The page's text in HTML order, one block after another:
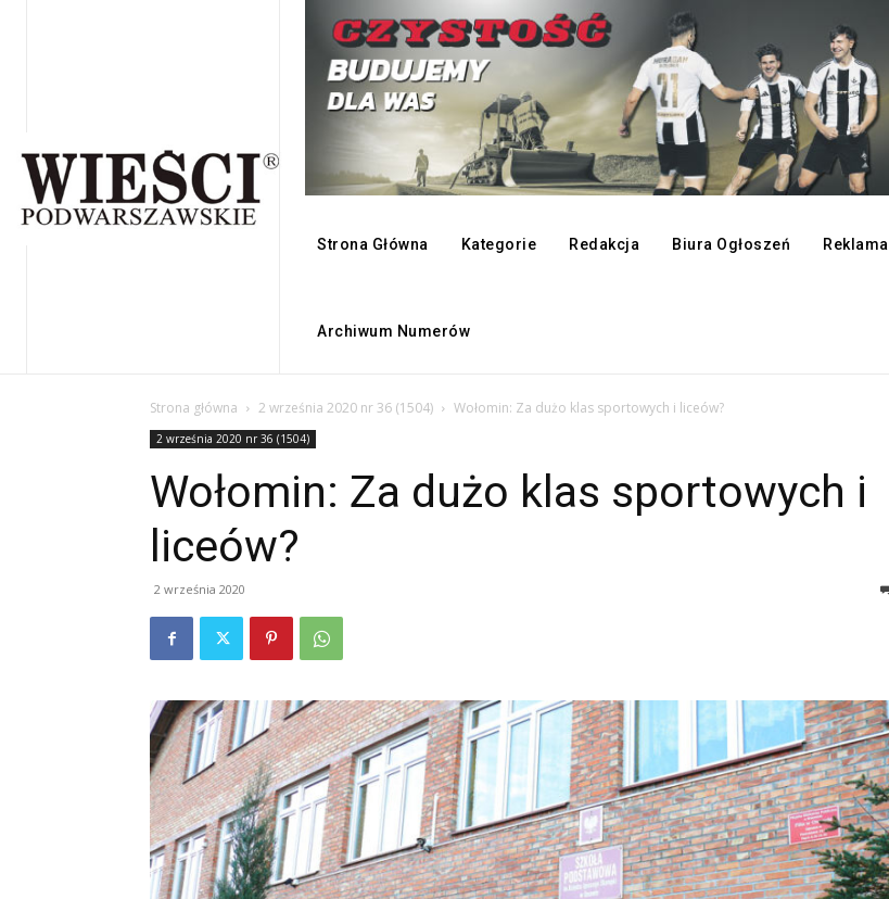
Strona Główna Kategorie Redakcja Biura Ogłoszeń Reklama
Archiwum Numerów
Strona główna 2 września 2020 nr 36 (1504) Wołomin: Za dużo klas sportowych i liceów?
2 września 2020 nr 36 (1504)
Wołomin: Za dużo klas sportowych i
liceów?
2 września 2020